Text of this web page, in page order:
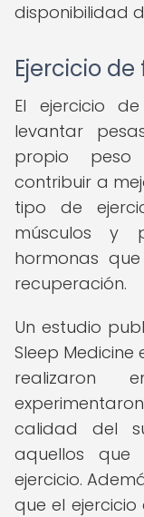
disponibilidad
Ejercicio
El ejercicio
levantar
propio peso
contribuir a
tipo de
músculos y
hormonas
recuperación.
Un estudio
Sleep
realizaron
calidad del
aquellos
ejercicio.
que el